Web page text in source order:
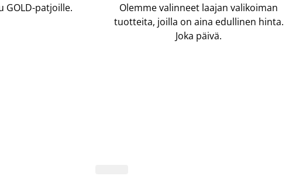
GOLD-patjoille.
Olemme valinneet laajan valikoiman
tuotteita, joilla on aina edullinen hinta.
Joka päivä.